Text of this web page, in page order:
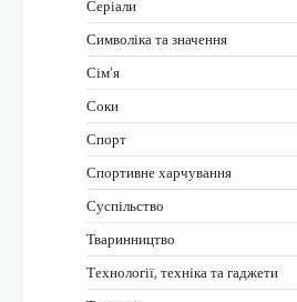
Серіали
Символіка та значення
Сім’я
Соки
Спорт
Спортивне харчування
Суспільство
Тваринництво
Технології, техніка та гаджети